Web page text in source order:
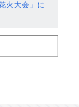
火大会」に